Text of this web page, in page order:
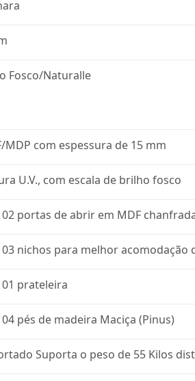
Fosco/Naturalle
MDP com espessura de 15 mm
U.V., com escala de brilho fosco
02 portas de abrir em MDF
03 nichos para melhor acomodação
01 prateleira
04 pés de madeira Maciça (Pinus)
Suporta o peso de 55 Kilos